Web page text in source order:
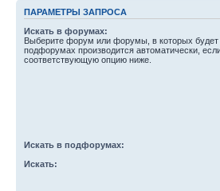
ПАРАМЕТРЫ ЗАПРОСА
Искать в форумах:
Выберите форум или форумы, в которых будет
подфорумах производится автоматически,
соответствующую опцию ниже.
Искать в подфорумах:
Искать: